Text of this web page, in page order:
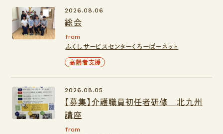
総会
2026.08.06
from
ふくしサービスセンターくろーばーネット
高齢者支援
【募集】介護職員初任者研修 北九州
講座
2026.08.05
from